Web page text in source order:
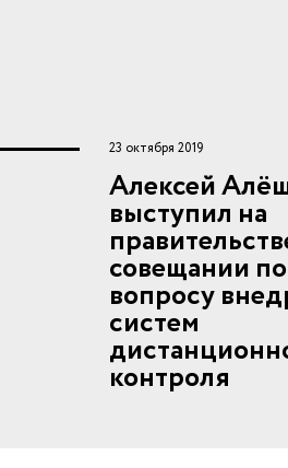
23 октября 2019
Алексей
выступил на
совещании по
вопросу
систем
контроля